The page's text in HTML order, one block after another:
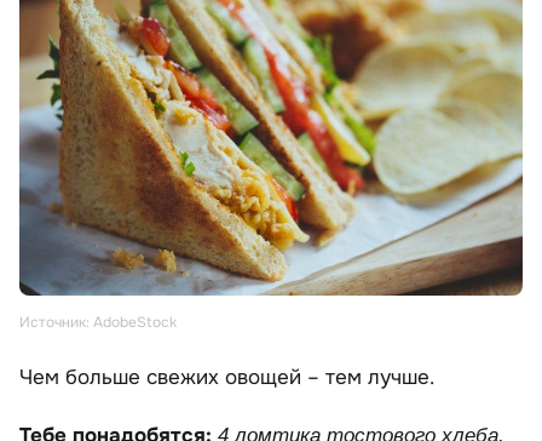
Источник: AdobeStock
Чем больше свежих овощей – тем лучше.
Тебе понадобятся: 4 ломтика тостового хлеба,